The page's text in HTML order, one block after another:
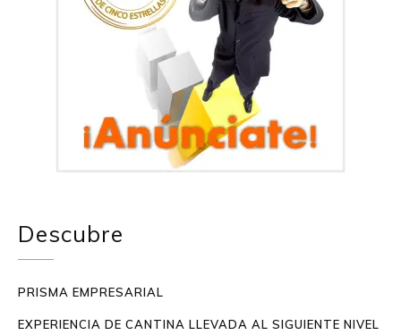
Descubre
PRISMA EMPRESARIAL
EXPERIENCIA DE CANTINA LLEVADA AL SIGUIENTE NIVEL